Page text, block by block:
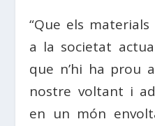
“Que els
a la societat
que n’hi ha prou
nostre voltant i
en un món